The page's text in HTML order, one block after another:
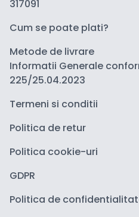
317091
Cum se poate plati?
Metode de livrare
Informatii Generale
225/25.04.2023
Termeni si conditii
Politica de retur
Politica cookie-uri
GDPR
Politica de